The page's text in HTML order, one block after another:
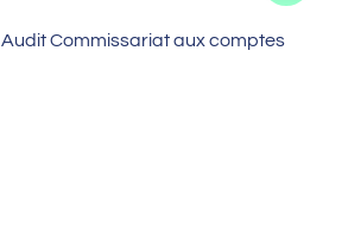
Audit Commissariat aux comptes